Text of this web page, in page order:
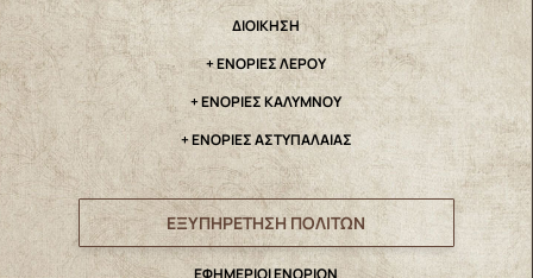
ΔΙΟΙΚΗΣΗ
+ ΕΝΟΡΙΕΣ ΛΕΡΟΥ
+ ΕΝΟΡΙΕΣ ΚΑΛΥΜΝΟΥ
+ ΕΝΟΡΙΕΣ ΑΣΤΥΠΑΛΑΙΑΣ
ΕΞΥΠΗΡΕΤΗΣΗ ΠΟΛΙΤΩΝ